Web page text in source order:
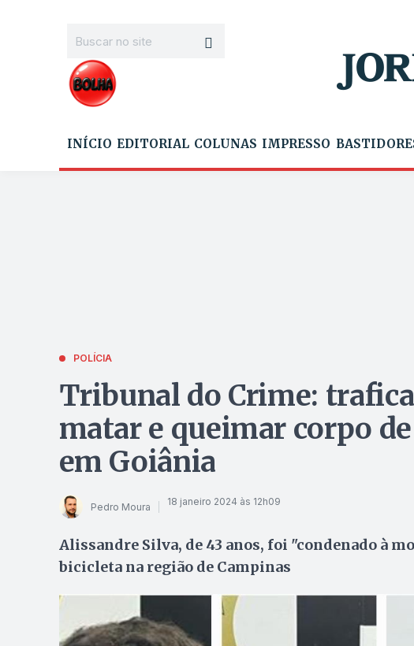
INÍCIO EDITORIAL COLUNAS IMPRESSO
POLÍCIA
Tribunal do Crime:
matar e queimar corpo
em Goiânia
Pedro Moura 18 janeiro 2024 às 12h09
Alissandre Silva, de 43 anos, foi "condenado à
bicicleta na região de Campinas